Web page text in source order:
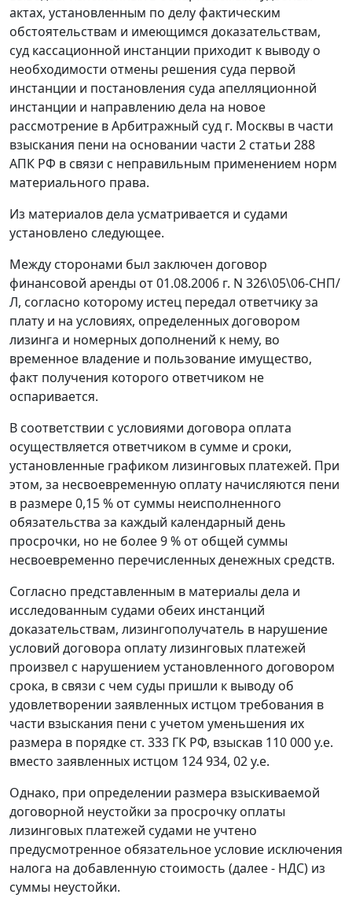
актах, установленным по делу фактическим
обстоятельствам и имеющимся доказательствам,
суд кассационной инстанции приходит к выводу о
необходимости отмены решения суда первой
инстанции и постановления суда апелляционной
инстанции и направлению дела на новое
рассмотрение в Арбитражный суд г. Москвы в части
взыскания пени на основании части 2 статьи 288
АПК РФ в связи с неправильным применением норм
материального права.
Из материалов дела усматривается и судами
установлено следующее.
Между сторонами был заключен договор
финансовой аренды от 01.08.2006 г. N 326\05\06-СНП/
Л, согласно которому истец передал ответчику за
плату и на условиях, определенных договором
лизинга и номерных дополнений к нему, во
временное владение и пользование имущество,
факт получения которого ответчиком не
оспаривается.
В соответствии с условиями договора оплата
осуществляется ответчиком в сумме и сроки,
установленные графиком лизинговых платежей. При
этом, за несвоевременную оплату начисляются пени
в размере 0,15 % от суммы неисполненного
обязательства за каждый календарный день
просрочки, но не более 9 % от общей суммы
несвоевременно перечисленных денежных средств.
Согласно представленным в материалы дела и
исследованным судами обеих инстанций
доказательствам, лизингополучатель в нарушение
условий договора оплату лизинговых платежей
произвел с нарушением установленного договором
срока, в связи с чем суды пришли к выводу об
удовлетворении заявленных истцом требования в
части взыскания пени с учетом уменьшения их
размера в порядке ст. 333 ГК РФ, взыскав 110 000 у.е.
вместо заявленных истцом 124 934, 02 у.е.
Однако, при определении размера взыскиваемой
договорной неустойки за просрочку оплаты
лизинговых платежей судами не учтено
предусмотренное обязательное условие исключения
налога на добавленную стоимость (далее - НДС) из
суммы неустойки.